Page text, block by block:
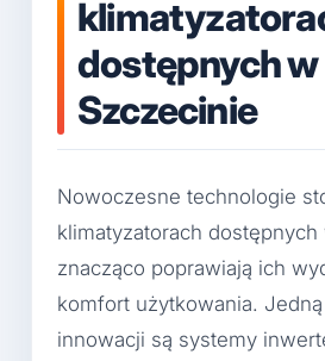
dostępnych w
Szczecinie
Nowoczesne technologie
klimatyzatorach
znacząco poprawiają ich
komfort użytkowania.
innowacji są systemy